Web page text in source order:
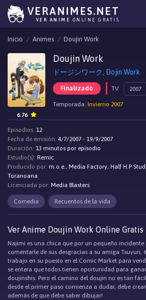
VERANIMES.NET
VER ANIME ONLINE GRATIS
Inicio Animes Doujin Work
Doujin Work
ドージンワーク, Dojin Work
Finalizado TV 2007
Temporada: Invierno 2007
6.76
Episodios: 12
Fecha de emisión: 4/7/2007 - 19/9/2007
Duración: 13 minutos por episodio
Estudio(s): Remic
Producido por: m.o.e., Media Factory, Half H.P
Toranoana
Licenciada por: Media Blasters
Comedia Recuentos de la vida
Ver Anime Doujin Work Online Gratis
Najimi es una chica que por un pequeño incidente
comentarle de sus desgracias a su amiga Tsuyuri,
trabajo en su puesto en el Comic Market para
se entera que todos tienen oportunidad para
doujinshis. Pero el camino del doujin no es tan
desde el primer paso comienza a dudar, debe
además de que debe saber dibujar!